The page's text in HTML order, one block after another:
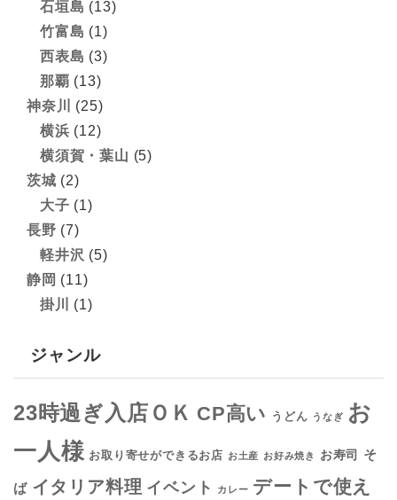
石垣島 (13)
竹富島 (1)
西表島 (3)
那覇 (13)
神奈川
(25)
横浜 (12)
横須賀・葉山 (5)
茨城 (2)
大子 (1)
長野 (7)
軽井沢 (5)
静岡 (11)
掛川
(1)
ジャンル
23時過ぎ入店ＯＫ CP高い うどん うなぎ お
一人様 お取り寄せができるお店 お土産 お好み焼き お寿司 そ
ば イタリア料理 イベント カレー デートで使え